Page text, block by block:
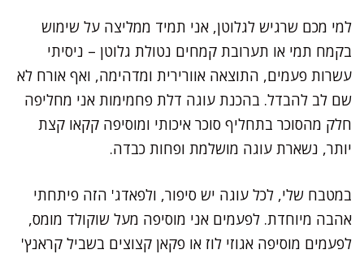
למי מכם שרגיש לגלוטן, אני תמיד ממליצה על שימוש
בקמח תמי או תערובת קמחים נטולת גלוטן – ניסיתי
עשרות פעמים, התוצאה אוורירית ומדהימה, ואף אורח לא
שם לב להבדל. בהכנת עוגה דלת פחמימות אני מחליפה
חלק מהסוכר בתחליף סוכר איכותי ומוסיפה קקאו קצת
יותר, נשארת עוגה מושלמת ופחות כבדה.
במטבח שלי, לכל עוגה יש סיפור, ולפאדג' הזה פיתחתי
אהבה מיוחדת. לפעמים אני מוסיפה מעל שוקולד מומס,
לפעמים מוסיפה אגוזי לוז או פקאן קצוצים בשביל קראנץ'